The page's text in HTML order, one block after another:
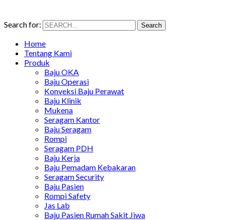
Search for: Search
Home
Tentang Kami
Produk
Baju OKA
Baju Operasi
Konveksi Baju Perawat
Baju Klinik
Mukena
Seragam Kantor
Baju Seragam
Rompi
Seragam PDH
Baju Kerja
Baju Pemadam Kebakaran
Seragam Security
Baju Pasien
Rompi Safety
Jas Lab
Baju Pasien Rumah Sakit Jiwa